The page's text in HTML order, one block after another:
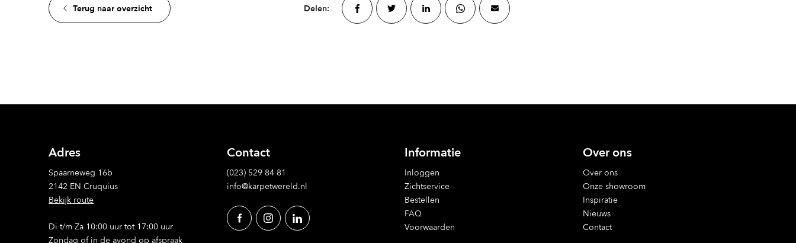
Terug naar overzicht Delen:
Adres
Spaarneweg 16b
2142 EN Cruquius
Bekijk route
Di t/m Za 10:00 uur tot 17:00 uur
Zondag of in de avond op afspraak
Contact
(023) 529 84 81
info@karpetwereld.nl
Informatie
Inloggen
Zichtservice
Bestellen
FAQ
Voorwaarden
Over ons
Over ons
Onze showroom
Inspiratie
Nieuws
Contact